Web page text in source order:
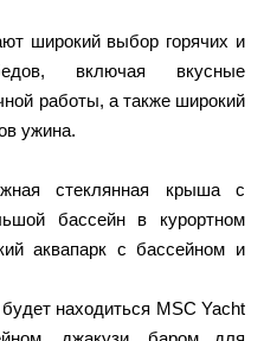
широкий выбор горячих и
включая вкусные
работы, а также широкий
ужина.
стеклянная крыша с
бассейн в курортном
аквапарк с бассейном и
находиться MSC Yacht